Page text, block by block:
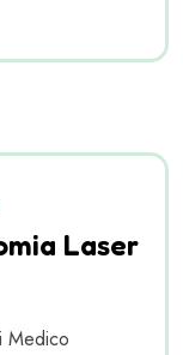
Laser
Medico